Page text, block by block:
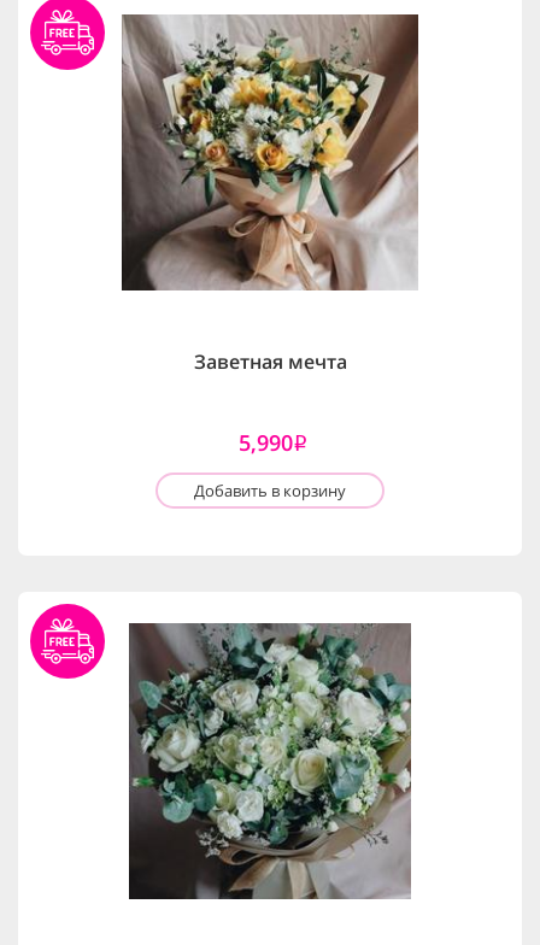
Заветная мечта
5,990i
Добавить в корзину